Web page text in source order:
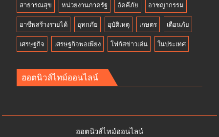
สาธารณสุข หน่วยงานภาครัฐ อัคคีภัย อาชญากรรม
อาชีพสร้างรายได้ อุทกภัย อุบัติเหตุ เกษตร เตือนภัย
เศรษฐกิจ เศรษฐกิจพอเพียง โฟกัสข่าวเด่น ในประเทศ
ฮอตนิวส์ไทม์ออนไลน์
ฮอตนิวส์ไทม์ออนไลน์